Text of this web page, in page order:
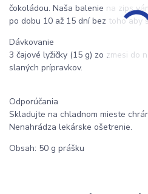
čokoládou. Naša balenie na zips
po dobu 10 až 15 dní bez toho aby
Dávkovanie
3 čajové lyžičky (15 g) zo zmesi do
slaných prípravkov.
Odporúčania
Skladujte na chladnom mieste
Nenahrádza lekárske ošetrenie.
Obsah: 50 g prášku